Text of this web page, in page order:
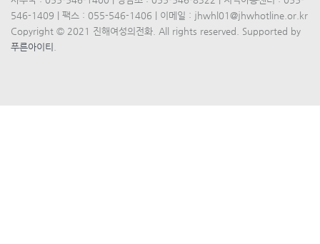
546-1409 | 팩스 : 055-546-1406 | 이메일 : jhwhl01@jhwhotline.or.kr
Copyright © 2021 진해여성의전화. All rights reserved. Supported by
푸른아이티